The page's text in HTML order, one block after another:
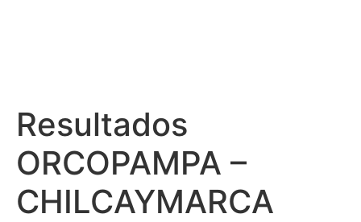
Resultados
ORCOPAMPA –
CHILCAYMARCA